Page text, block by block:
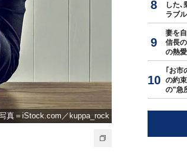
真＝iStock.com／kuppa_rock
した､
ラブ
妻を
信長
の熱
｢お市
の約
の"急